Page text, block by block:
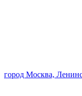
город Москва,